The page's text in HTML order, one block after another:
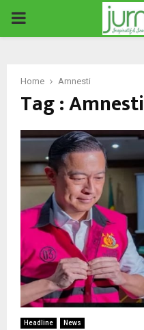
PRIMARY
Home Amnesti
Tag : Amnesti
Headline News